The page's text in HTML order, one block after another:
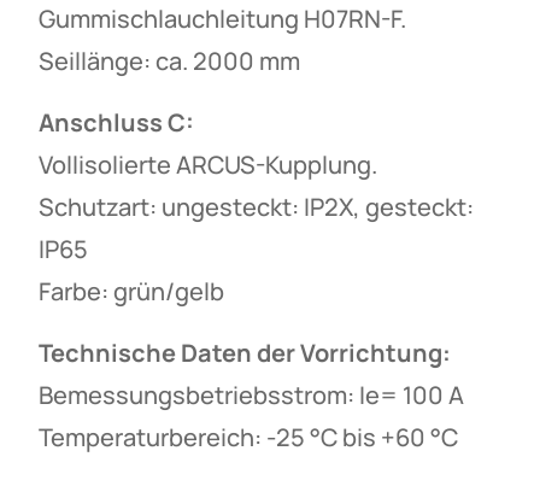
Gummischlauchleitung H07RN-F.
Seillänge: ca. 2000 mm
Anschluss C:
Vollisolierte ARCUS-Kupplung.
Schutzart: ungesteckt: IP2X, gesteckt:
IP65
Farbe: grün/gelb
Technische Daten der Vorrichtung:
Bemessungsbetriebsstrom: Ie= 100 A
Temperaturbereich: -25 °C bis +60 °C